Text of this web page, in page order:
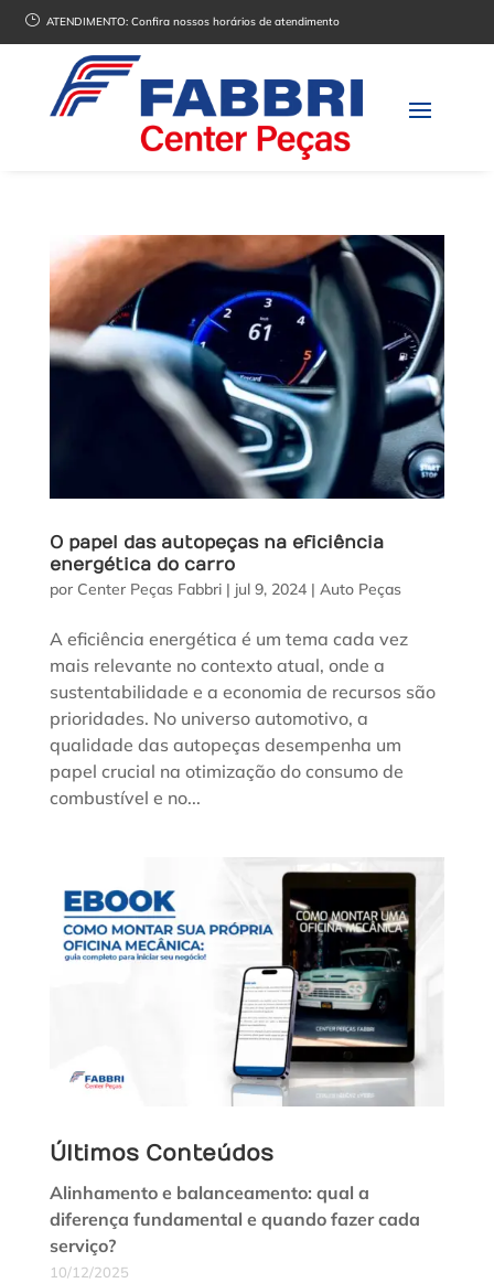
} ATENDIMENTO:Confira nossos horários de atendimento
O papel das autopeças na eficiência
energética do carro
por Center Peças Fabbri| jul 9, 2024| Auto Peças
A eficiência energética é um tema cada vez
mais relevante no contexto atual, onde a
sustentabilidade e a economia de recursos são
prioridades. No universo automotivo, a
qualidade das autopeças desempenha um
papel crucial na otimização do consumo de
combustível e no...
Últimos Conteúdos
Alinhamento e balanceamento: qual a
diferença fundamental e quando fazer cada
serviço?
10/12/2025